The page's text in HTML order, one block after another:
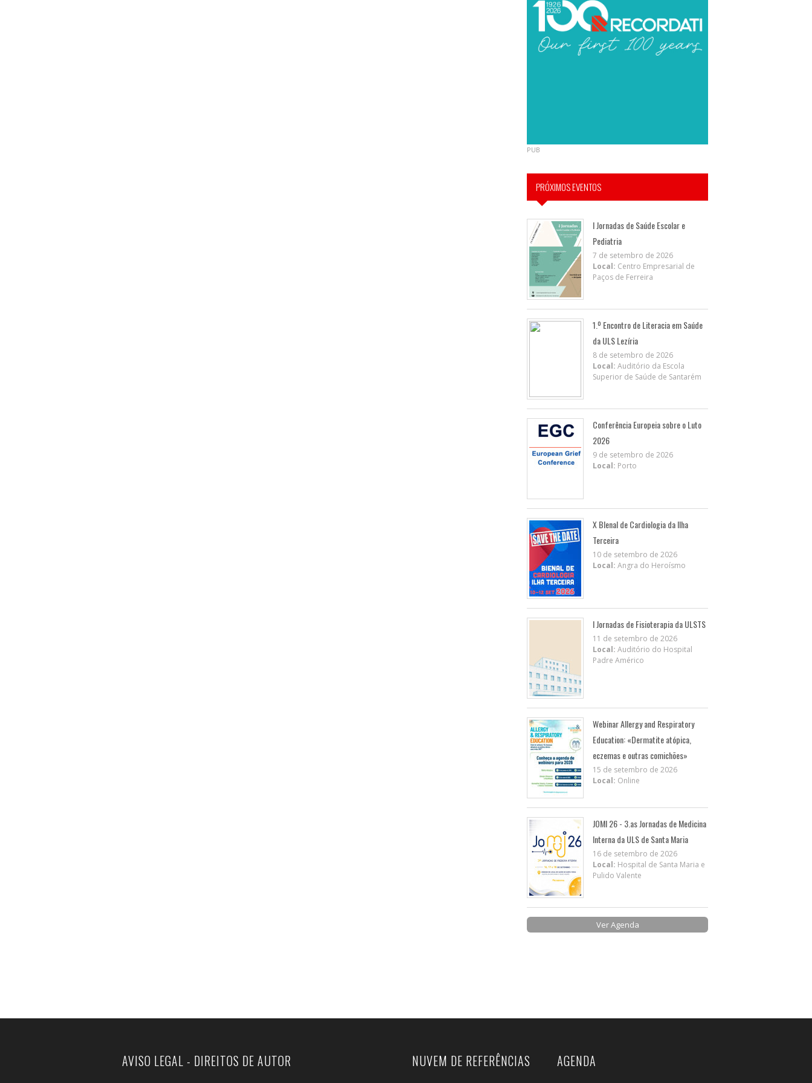
PUB
PRÓXIMOS EVENTOS
I Jornadas de Saúde Escolar e
Pediatria
7 de setembro de 2026
Local: Centro Empresarial de
Paços de Ferreira
1.º Encontro de Literacia em Saúde
da ULS Lezíria
8 de setembro de 2026
Local: Auditório da Escola
Superior de Saúde de Santarém
Conferência Europeia sobre o Luto
2026
9 de setembro de 2026
Local: Porto
X BIenal de Cardiologia da Ilha
Terceira
10 de setembro de 2026
Local: Angra do Heroísmo
I Jornadas de Fisioterapia da ULSTS
11 de setembro de 2026
Local: Auditório do Hospital
Padre Américo
Webinar Allergy and Respiratory
Education: «Dermatite atópica,
eczemas e outras comichões»
15 de setembro de 2026
Local: Online
JOMI 26 - 3.as Jornadas de Medicina
Interna da ULS de Santa Maria
16 de setembro de 2026
Local: Hospital de Santa Maria e
Pulido Valente
Ver Agenda
AVISO LEGAL - DIREITOS DE AUTOR NUVEM DE REFERÊNCIAS AGENDA